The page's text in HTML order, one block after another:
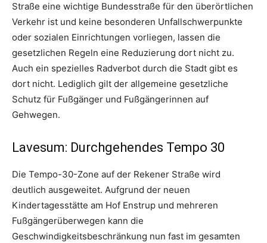
Straße eine wichtige Bundesstraße für den überörtlichen
Verkehr ist und keine besonderen Unfallschwerpunkte
oder sozialen Einrichtungen vorliegen, lassen die
gesetzlichen Regeln eine Reduzierung dort nicht zu.
Auch ein spezielles Radverbot durch die Stadt gibt es
dort nicht. Lediglich gilt der allgemeine gesetzliche
Schutz für Fußgänger und Fußgängerinnen auf
Gehwegen.
Lavesum: Durchgehendes Tempo 30
Die Tempo-30-Zone auf der Rekener Straße wird
deutlich ausgeweitet. Aufgrund der neuen
Kindertagesstätte am Hof Enstrup und mehreren
Fußgängerüberwegen kann die
Geschwindigkeitsbeschränkung nun fast im gesamten